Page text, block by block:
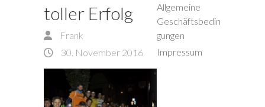
toller Erfolg
Frank
30. November 2016
Allgemeine
Geschäftsbedin
gungen
Impressum